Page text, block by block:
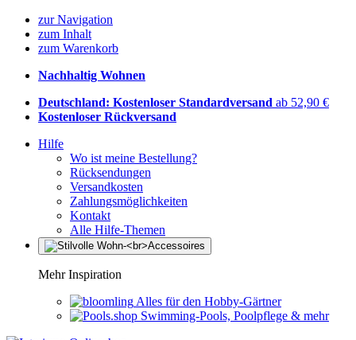
zur Navigation
zum Inhalt
zum Warenkorb
Nachhaltig Wohnen
Deutschland: Kostenloser Standardversand ab 52,90 €
Kostenloser Rückversand
Hilfe
Wo ist meine Bestellung?
Rücksendungen
Versandkosten
Zahlungsmöglichkeiten
Kontakt
Alle Hilfe-Themen
Mehr Inspiration
Alles für den Hobby-Gärtner
Swimming-Pools, Poolpflege & mehr